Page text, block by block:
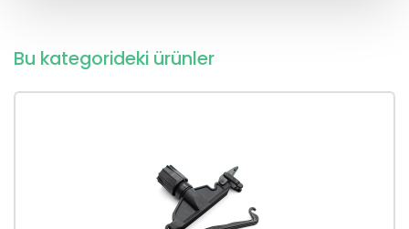
Bu kategorideki ürünler